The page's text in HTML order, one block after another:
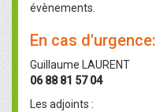
évènements.
En cas d'urgence:
Guillaume LAURENT
06 88 81 57 04
Les adjoints :